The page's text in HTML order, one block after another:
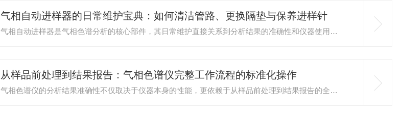
气相自动进样器的日常维护宝典：如何清洁管路、更换隔垫与保养进样针
气相自动进样器是气相色谱分析的核心部件，其日常维护直接关系到分析结果的准确性和仪器使用寿命。规范的维护操作包括管路清洁、隔垫更换和进样针保养三个关键环节。管路清洁是维护工作的基础。气相自动进样器长期使用后，管路内壁会积累样品残留、溶剂结晶和杂质，导致进样量不准、峰形拖尾甚至堵塞。...
从样品前处理到结果报告：气相色谱仪完整工作流程的标准化操作
气相色谱仪的分析结果准确性不仅取决于仪器本身的性能，更依赖于从样品前处理到结果报告的全流程标准化操作。建立规范的工作流程是保证数据可靠性的关键。样品前处理是分析工作的起点，直接影响后续分析结果。对于液体样品，需要根据目标物性质选择合适的溶剂进行稀释或萃取，确保浓度在仪器线性范围内...